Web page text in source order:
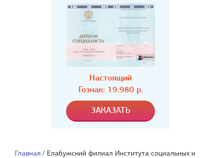
Настоящий
Гознак: 19.980 р.
Главная / Елабужский филиал Института социальных и